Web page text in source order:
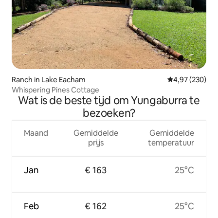
Ranch in Lake Eacham Gemiddelde
4,97 (230)
Whispering Pines Cottage
Wat is de beste tijd om Yungaburra te
bezoeken?
Maand
Jan
Feb
Gemiddelde
prijs
€ 163
€ 162
Gemiddelde
temperatuur
25°C
25°C